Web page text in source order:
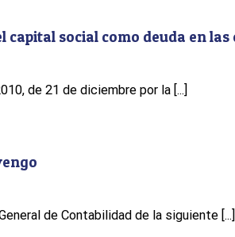
social como deuda en
de 21 de diciembre por la [...]
de Contabilidad de la siguiente [...]